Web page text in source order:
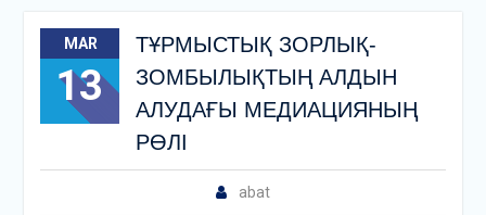
MAR
13
ТҰРМЫСТЫҚ ЗОРЛЫҚ-
ЗОМБЫЛЫҚТЫҢ АЛДЫН
АЛУДАҒЫ МЕДИАЦИЯНЫҢ
РӨЛІ
abat